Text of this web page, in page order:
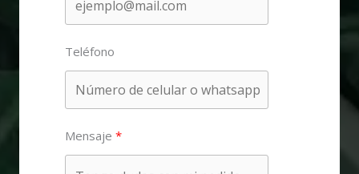
Teléfono
Mensaje